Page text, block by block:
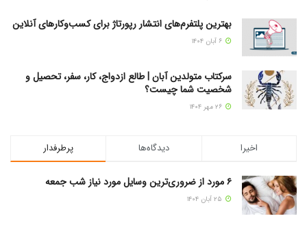
بهترین پلتفرم‌های انتشار رپورتاژ برای کسب‌وکارهای آنلاین
سرکتاب متولدین آبان | طالع ازدواج، کار، سفر، تحصیل و
شخصیت شما چیست؟
پرطرفدار دیدگاه‌ها اخیرا
۶ مورد از ضروری‌ترین وسایل مورد نیاز شب جمعه